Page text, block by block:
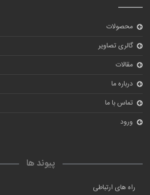
محصولات
گالری تصاویر
مقالات
درباره ما
تماس با ما
ورود
پیوند ها
راه های ارتباطی